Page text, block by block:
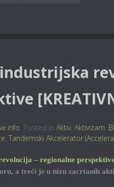
. Posted in Aktiv, Aktivizam,
, Tandemski Akcelerator
– regionalne
a treći je u nizu zacrtanih